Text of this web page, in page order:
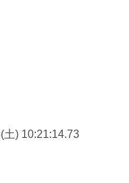
土) 10:21:14.73